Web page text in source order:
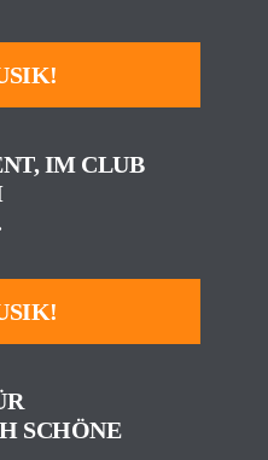
IM CLUB
SCHÖNE